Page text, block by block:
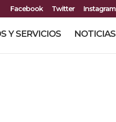
Facebook Twitter Instagram
Y SERVICIOS NOTICIAS